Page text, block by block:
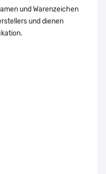
und Warenzeichen
und dienen